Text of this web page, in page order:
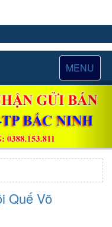
TOGGLE
MENU
Quế Võ